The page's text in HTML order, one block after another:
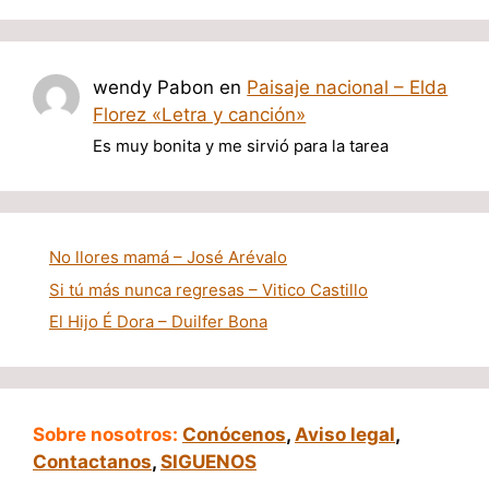
wendy Pabon en Paisaje nacional – Elda
Florez «Letra y canción»
Es muy bonita y me sirvió para la tarea
No llores mamá – José Arévalo
Si tú más nunca regresas – Vitico Castillo
El Hijo É Dora – Duilfer Bona
Sobre nosotros: Conócenos, Aviso legal,
Contactanos, SIGUENOS